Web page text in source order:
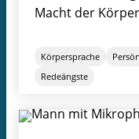
Macht der
Körpersprache
Redeängste